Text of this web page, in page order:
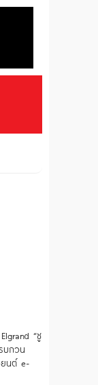
“ชู
บกวน
ยนต์ e-